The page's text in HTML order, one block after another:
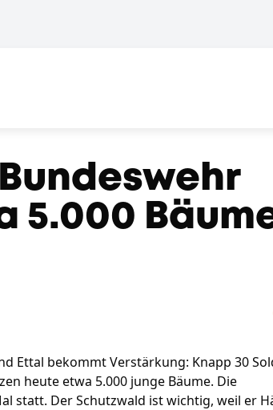
5.000
Ettal bekommt Verstärkung: Knapp 30
heute etwa 5.000 junge Bäume. Die
statt. Der Schutzwald ist wichtig, weil er